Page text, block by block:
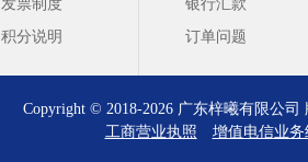
发票制度
积分说明
银行汇款
订单问题
Copyright © 2018-2026 广东梓曦有限公
工商营业执照
增值电信业务